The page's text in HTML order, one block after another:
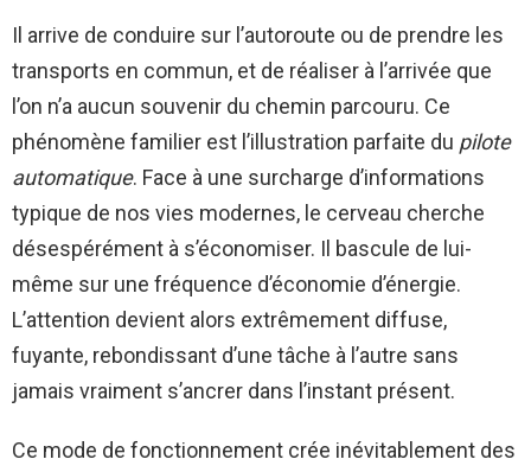
Il arrive de conduire sur l’autoroute ou de prendre les
transports en commun, et de réaliser à l’arrivée que
l’on n’a aucun souvenir du chemin parcouru. Ce
phénomène familier est l’illustration parfaite du pilote
automatique. Face à une surcharge d’informations
typique de nos vies modernes, le cerveau cherche
désespérément à s’économiser. Il bascule de lui-
même sur une fréquence d’économie d’énergie.
L’attention devient alors extrêmement diffuse,
fuyante, rebondissant d’une tâche à l’autre sans
jamais vraiment s’ancrer dans l’instant présent.
Ce mode de fonctionnement crée inévitablement des